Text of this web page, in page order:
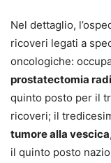
Nel dettaglio,
ricoveri legati a
oncologiche:
prostatectomia
quinto posto per il
ricoveri; il
tumore alla vescica
il quinto posto